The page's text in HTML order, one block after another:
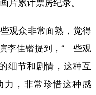
片累计票房纪录。
观众非常面熟，觉得
李佳锴提到，“一些观
细节和剧情，这种互
力，非常珍惜这种感